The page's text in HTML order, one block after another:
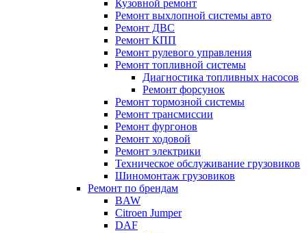
Кузовной ремонт
Ремонт выхлопной системы авто
Ремонт ДВС
Ремонт КПП
Ремонт рулевого управления
Ремонт топливной системы
Диагностика топливных насосов
Ремонт форсунок
Ремонт тормозной системы
Ремонт трансмиссии
Ремонт фургонов
Ремонт ходовой
Ремонт электрики
Техническое обслуживание грузовиков
Шиномонтаж грузовиков
Ремонт по брендам
BAW
Citroen Jumper
DAF